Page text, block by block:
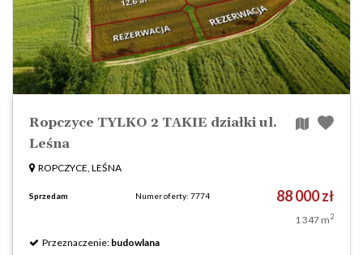
Ropczyce TYLKO 2 TAKIE działki ul.
Leśna
ROPCZYCE, LEŚNA
Sprzedam Numer oferty: 7774 88 000 zł
1 347 m2
Przeznaczenie: budowlana